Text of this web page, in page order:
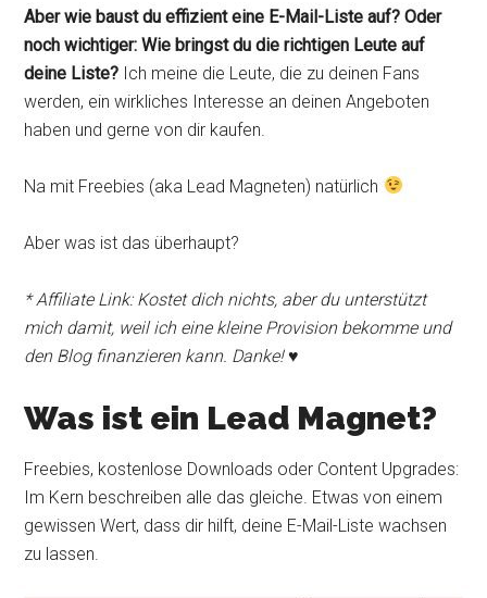
Aber wie baust du effizient eine E-Mail-Liste auf? Oder
noch wichtiger: Wie bringst du die richtigen Leute auf
deine Liste? Ich meine die Leute, die zu deinen Fans
werden, ein wirkliches Interesse an deinen Angeboten
haben und gerne von dir kaufen.
Na mit Freebies (aka Lead Magneten) natürlich
Aber was ist das überhaupt?
* Affiliate Link: Kostet dich nichts, aber du unterstützt
mich damit, weil ich eine kleine Provision bekomme und
den Blog finanzieren kann. Danke! ♥
Was ist ein Lead Magnet?
Freebies, kostenlose Downloads oder Content Upgrades:
Im Kern beschreiben alle das gleiche. Etwas von einem
gewissen Wert, dass dir hilft, deine E-Mail-Liste wachsen
zu lassen.